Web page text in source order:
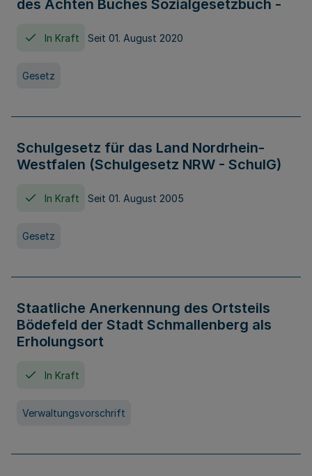
des Achten Buches Sozialgesetzbuch -
In Kraft Seit 01. August 2020
Gesetz
Schulgesetz für das Land Nordrhein-
Westfalen (Schulgesetz NRW - SchulG)
In Kraft Seit 01. August 2005
Gesetz
Staatliche Anerkennung des Ortsteils
Bödefeld der Stadt Schmallenberg als
Erholungsort
In Kraft
Verwaltungsvorschrift